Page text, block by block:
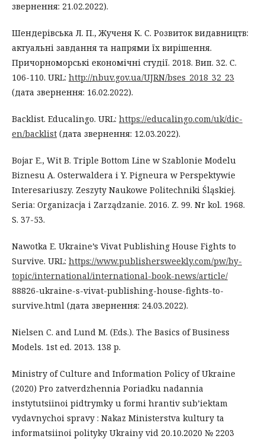
звернення: 21.02.2022).
Шендерівська Л. П., Жученя К. С. Розвиток видавництв:
актуальні завдання та напрями їх вирішення.
Причорноморські економічні студії. 2018. Вип. 32. С.
106-110. URL: http://nbuv.gov.ua/UJRN/bses_2018_32_23
(дата звернення: 16.02.2022).
Backlist. Educalingo. URL: https://educalingo.com/uk/dic-
en/backlist (дата звернення: 12.03.2022).
Bojar E., Wit B. Triple Bottom Line w Szablonie Modelu
Biznesu A. Osterwaldera i Y. Pigneura w Perspektywie
Interesariuszy. Zeszyty Naukowe Politechniki Śląskiej.
Seria: Organizacja i Zarządzanie. 2016. Z. 99. Nr kol. 1968.
S. 37-53.
Nawotka E. Ukraine’s Vivat Publishing House Fights to
Survive. URL: https://www.publishersweekly.com/pw/by-
topic/international/international-book-news/article/
88826-ukraine-s-vivat-publishing-house-fights-to-
survive.html (дата звернення: 24.03.2022).
Nielsen C. and Lund M. (Eds.). The Basics of Business
Models. 1st ed. 2013. 138 p.
Ministry of Culture and Information Policy of Ukraine
(2020) Pro zatverdzhennia Poriadku nadannia
instytutsiinoi pidtrymky u formi hrantiv sub’iektam
vydavnychoi spravy : Nakaz Ministerstva kultury ta
informatsiinoi polityky Ukrainy vid 20.10.2020 № 2203